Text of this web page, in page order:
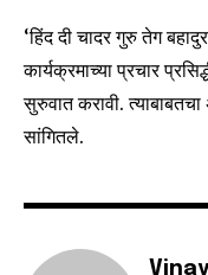
6,300
‘हिंद दी चादर गुरु तेग
कार्यक्रमाच्या प्रचार
सुरुवात करावी.
सांगितले.